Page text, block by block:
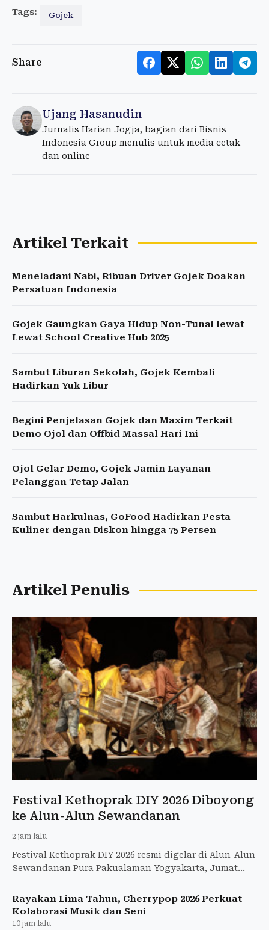
Tags: Gojek
Share
Ujang Hasanudin
Jurnalis Harian Jogja, bagian dari Bisnis
Indonesia Group menulis untuk media cetak
dan online
Artikel Terkait
Meneladani Nabi, Ribuan Driver Gojek Doakan
Persatuan Indonesia
Gojek Gaungkan Gaya Hidup Non-Tunai lewat
Lewat School Creative Hub 2025
Sambut Liburan Sekolah, Gojek Kembali
Hadirkan Yuk Libur
Begini Penjelasan Gojek dan Maxim Terkait
Demo Ojol dan Offbid Massal Hari Ini
Ojol Gelar Demo, Gojek Jamin Layanan
Pelanggan Tetap Jalan
Sambut Harkulnas, GoFood Hadirkan Pesta
Kuliner dengan Diskon hingga 75 Persen
Artikel Penulis
Festival Kethoprak DIY 2026 Diboyong
ke Alun-Alun Sewandanan
2 jam lalu
Festival Kethoprak DIY 2026 resmi digelar di Alun-Alun
Sewandanan Pura Pakualaman Yogyakarta, Jumat
Rayakan Lima Tahun, Cherrypop 2026 Perkuat
Kolaborasi Musik dan Seni
10 jam lalu